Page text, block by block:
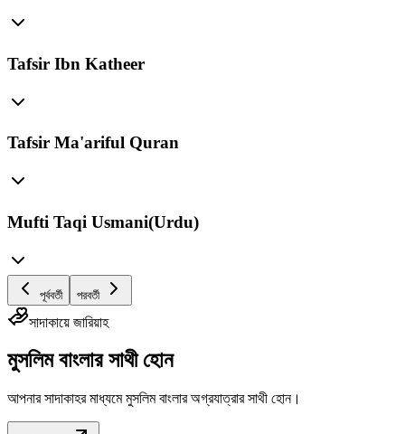
Tafsir Ibn Katheer
Tafsir Ma'ariful Quran
Mufti Taqi Usmani(Urdu)
পূর্ববর্তী পরবর্তী
সাদাকায়ে জারিয়াহ
মুসলিম বাংলার সাথী হোন
আপনার সাদাকাহর মাধ্যমে মুসলিম বাংলার অগ্রযাত্রার সাথী হোন।